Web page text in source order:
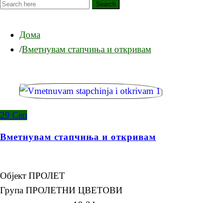
Search
Дома
Вметнувам стапчиња и откривам
29 Сеп
Вметнувам стапчиња и откривам
Објект ПРОЛЕТ
Група ПРОЛЕТНИ ЦВЕТОВИ